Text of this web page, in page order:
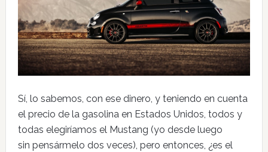
Sí, lo sabemos, con ese dinero, y teniendo en cuenta
el precio de la gasolina en Estados Unidos, todos y
todas elegiríamos el Mustang (yo desde luego
sin pensármelo dos veces), pero entonces, ¿es el